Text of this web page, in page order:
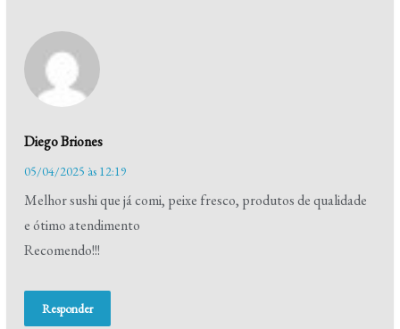
Diego Briones
05/04/2025 às 12:19
Melhor sushi que já comi, peixe fresco, produtos de qualidade
e ótimo atendimento
Recomendo!!!
Responder